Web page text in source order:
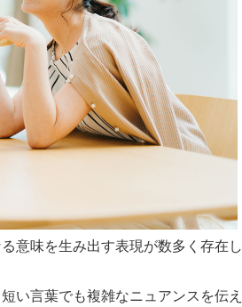
意味を生み出す表現が数多く存在
い言葉でも複雑なニュアンスを伝